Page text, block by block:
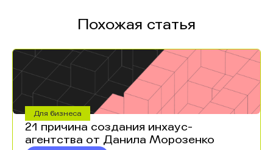
Похожая статья
Для бизнеса
21 причина создания инхаус-
агентства от Данила Морозенко